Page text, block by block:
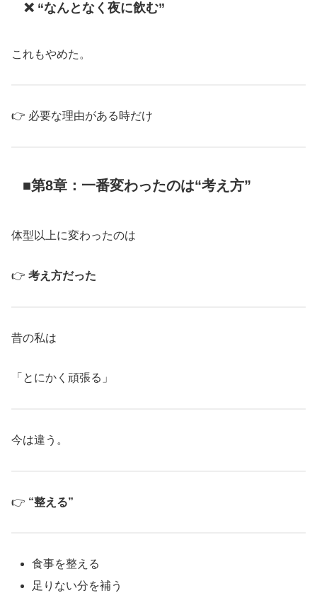
❌ “なんとなく夜に飲む”
これもやめた。
👉 必要な理由がある時だけ
■第8章：一番変わったのは“考え方”
体型以上に変わったのは
👉 考え方だった
昔の私は
「とにかく頑張る」
今は違う。
👉 “整える”
食事を整える
足りない分を補う